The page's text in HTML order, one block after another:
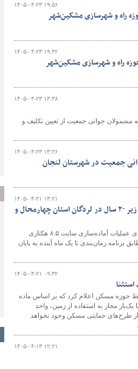
۱۴۰۵-۰۴-۲۳ ۱۹:۵۶
راه و شهرسازی مشکین‌شهر
۱۴۰۵-۰۴-۲۳ ۱۹:۴۲
راه و شهرسازی مشکین‌شهر
۱۴۰۵-۰۴-۲۳ ۱۳:۳۸
مشمولان جوانی جمعیت از تعیین تکلیف و
۱۴۰۵-۰۴-۲۳ ۱۳:۲۶
جمعیت در شهرستان لنجان
۱۴۰۵-۰۴-۲۱ ۱۳:۲۱
پیشرفت عملیات آماده‌سازی سایت ۸.۵ هکتاری طرح جوانی جمعیت و ۴ فرزندی زیر ۲۰ سال در لردگان استان چهارمحال و
رئیس اداره راه و شهرسازی شهرستان های لردگان، فلارد و خانمیرزا از پیشرفت ۵۰ درصدی عملیات آماده‌سازی سایت ۸.۵ هکتاری
مطابق برنامه زمان‌بندی تا یک ماه آینده به پایان
۱۴۰۵-۰۴-۲۱ ۰۹:۳۲
حوزه مسکن اعلام کرد که بر اساس ماده
مجاز به استفاده از زمین، واحد
طرح‌های حمایتی مسکن وجود نخواهد
۱۴۰۵-۰۴-۱۳ ۱۲:۲۱